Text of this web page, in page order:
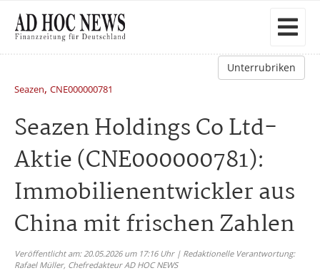
Unterrubriken
Seazen, CNE000000781
Seazen Holdings Co Ltd-
Aktie (CNE000000781):
Immobilienentwickler aus
China mit frischen Zahlen
Veröffentlicht am: 20.05.2026 um 17:16 Uhr | Redaktionelle Verantwortung:
Rafael Müller, Chefredakteur AD HOC NEWS